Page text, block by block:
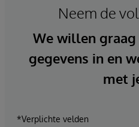
Neem de
We willen
gegevens in en
met
*Verplichte velden